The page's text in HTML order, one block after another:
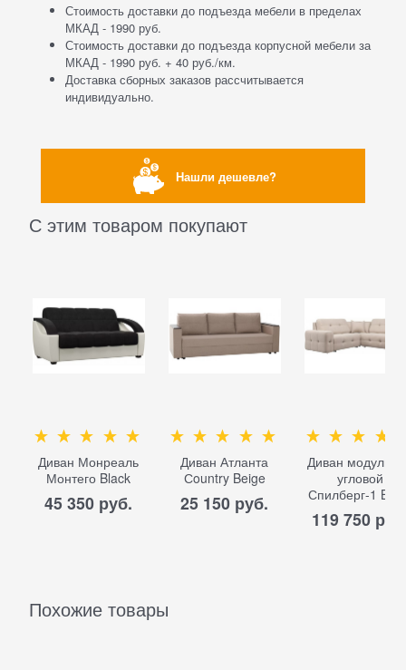
Стоимость доставки до подъезда мебели в пределах
МКАД - 1990 руб.
Стоимость доставки до подъезда корпусной мебели за
МКАД - 1990 руб. + 40 руб./км.
Доставка сборных заказов рассчитывается
индивидуально.
Нашли дешевле?
С этим товаром покупают
Диван Монреаль
Монтего Black
45 350 руб.
Диван Атланта
Сountry Beige
25 150 руб.
Диван
угловой
Спилберг-1
119 750
Похожие товары